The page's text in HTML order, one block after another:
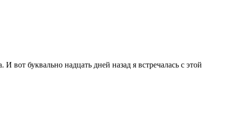
буквально надцать дней назад я встречалась с этой